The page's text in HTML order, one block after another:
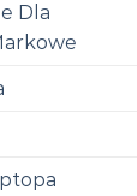
Dla